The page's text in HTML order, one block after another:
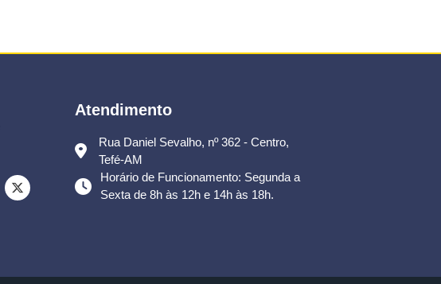
Atendimento
Rua Daniel Sevalho, nº 362 - Centro,
Tefé-AM
Horário de Funcionamento: Segunda a
Sexta de 8h às 12h e 14h às 18h.